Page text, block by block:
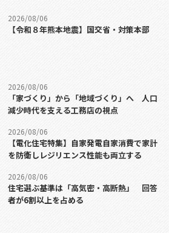
2026/08/06
【令和８年熊本地震】国交省・対策本部
2026/08/06
「家づくり」から「地域づくり」へ 人口
減少時代を支える工務店の視点
2026/08/06
【電化住宅特集】自家発電自家消費で家計
を防衛しレジリエンス性能も両立する
2026/08/06
住宅選ぶ基準は「高気密・高断熱」 回答
者が6割以上を占める